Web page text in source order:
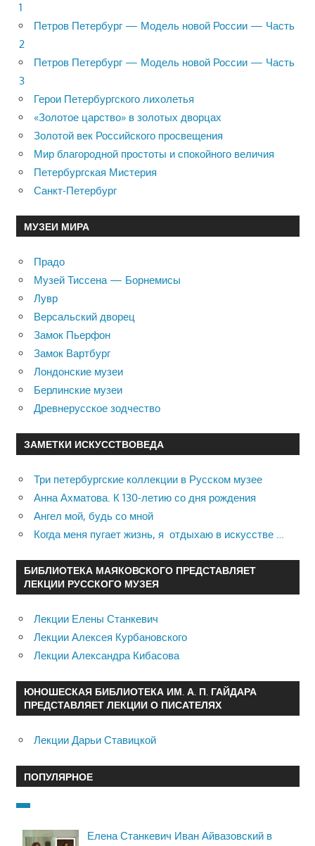
1
Петров Петербург — Модель новой России — Часть
2
Петров Петербург — Модель новой России — Часть
3
Герои Петербургского лихолетья
«Золотое царство» в золотых дворцах
Золотой век Российского просвещения
Мир благородной простоты и спокойного величия
Петербургская Мистерия
Санкт-Петербург
МУЗЕИ МИРА
Прадо
Музей Тиссена — Борнемисы
Лувр
Версальский дворец
Замок Пьерфон
Замок Вартбург
Лондонские музеи
Берлинские музеи
Древнерусское зодчество
ЗАМЕТКИ ИСКУССТВОВЕДА
Три петербургские коллекции в Русском музее
Анна Ахматова. К 130-летию со дня рождения
Ангел мой, будь со мной
Когда меня пугает жизнь, я отдыхаю в искусстве …
БИБЛИОТЕКА МАЯКОВСКОГО ПРЕДСТАВЛЯЕТ
ЛЕКЦИИ РУССКОГО МУЗЕЯ
Лекции Елены Станкевич
Лекции Алексея Курбановского
Лекции Александра Кибасова
ЮНОШЕСКАЯ БИБЛИОТЕКА ИМ. А. П. ГАЙДАРА
ПРЕДСТАВЛЯЕТ ЛЕКЦИИ О ПИСАТЕЛЯХ
Лекции Дарьи Ставицкой
ПОПУЛЯРНОЕ
Елена Станкевич Иван Айвазовский в